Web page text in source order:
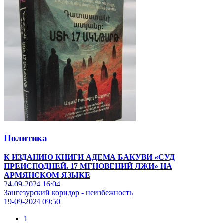
Политика
К ИЗДАНИЮ КНИГИ АДЕМА БАКУВИ «СУД
ПРЕИСПОДНЕЙ. 17 МГНОВЕНИЙ ЛЖИ» НА
АРМЯНСКОМ ЯЗЫКЕ
24-09-2024 16:04
Зангезурский коридор - неизбежность
19-09-2024 09:50
1